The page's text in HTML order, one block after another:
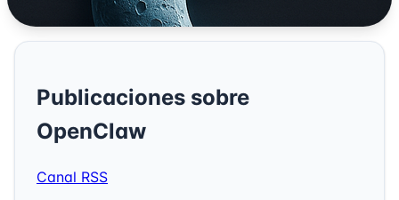
Publicaciones sobre
OpenClaw
Canal RSS